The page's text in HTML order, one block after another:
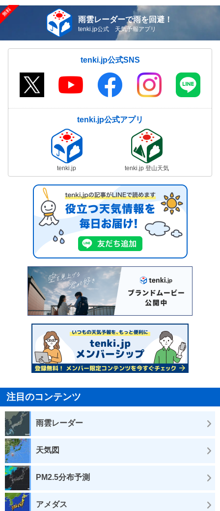
雨雲レーダーで雨を回避！
tenki.jp公式 天気予報アプリ
tenki.jp公式SNS
tenki.jp公式アプリ
tenki.jp tenki.jp 登山天気
注目のコンテンツ
雨雲レーダー
天気図
PM2.5分布予測
アメダス